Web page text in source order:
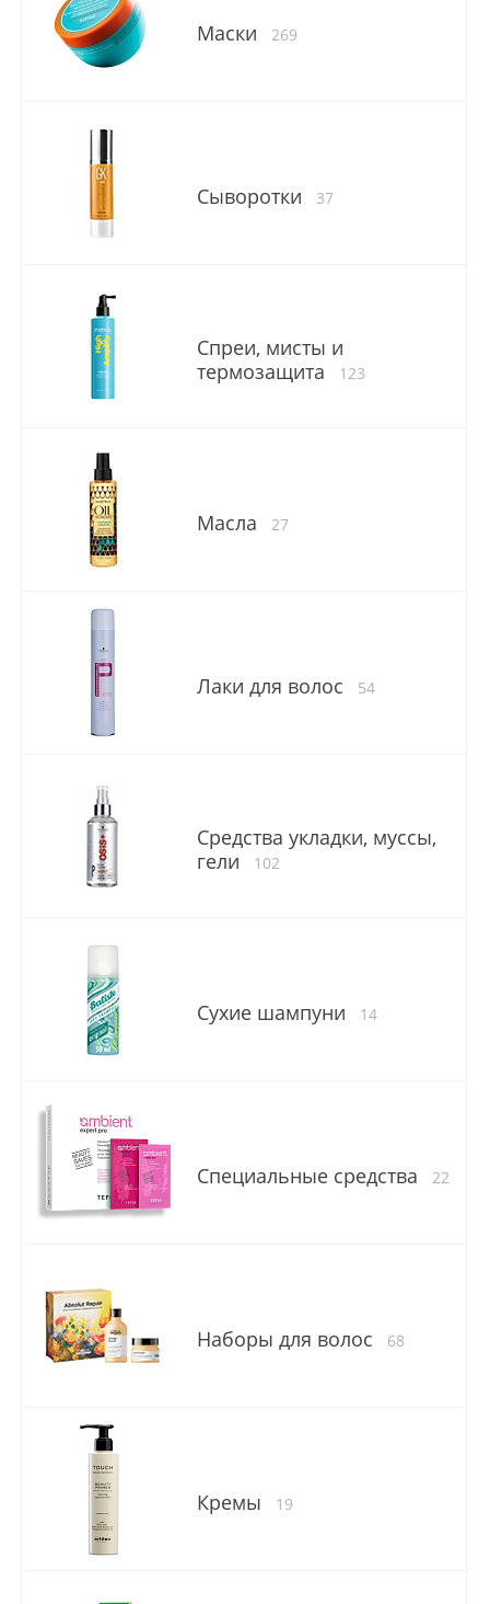
Маски 269
Сыворотки 37
Спреи, мисты и
термозащита
123
Масла 27
Лаки для волос 54
Средства укладки, муссы,
гели
102
Сухие шампуни 14
Специальные средства 22
Наборы для волос 68
Кремы 19